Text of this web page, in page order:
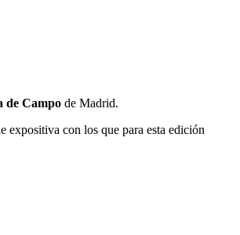
de Campo de Madrid.
expositiva con los que para esta edición